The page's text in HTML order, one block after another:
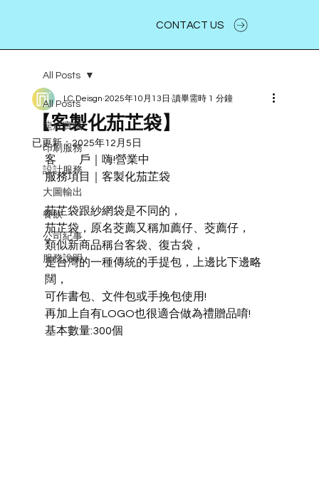
CONTACT US
All Posts
龍成實績
印刷服務
設計服務
大圖輸出
餐飲
公司紀事
服務說明
All Posts
【客製化茄芷袋】
LC.Deisgn 2025年10月13日 讀畢需時 1 分鐘
已更新：2025年12月5日
客　　戶｜嗨!營業中
服務項目｜客製化茄芷袋
茄芷袋跟紗網袋是不同的，
茄芷袋，原名茭薦又稱加薦仔、茭薦仔，
類似新商品稱台客袋、復古袋，
是台灣的一種傳統的手提包，上邊比下邊略
闊，
可作書包、文件包或手挽包使用!
再加上自有LOGO也很適合做為禮贈品唷!
基本數量:300個